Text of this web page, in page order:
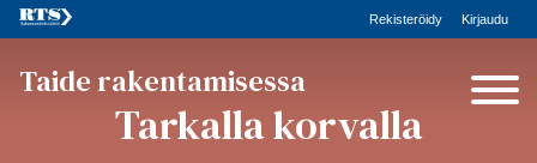
Rekisteröidy Kirjaudu
Taide rakentamisessa
Tarkalla korvalla